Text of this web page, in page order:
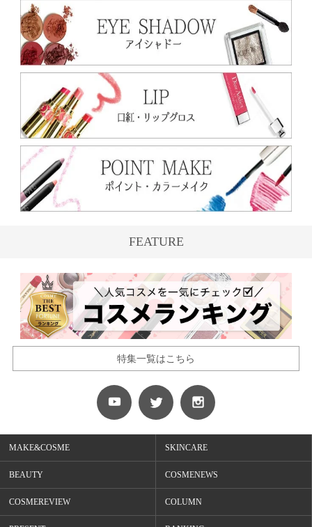
FEATURE
特集一覧はこちら
MAKE&COSME SKINCARE
BEAUTY COSMENEWS
COSMEREVIEW COLUMN